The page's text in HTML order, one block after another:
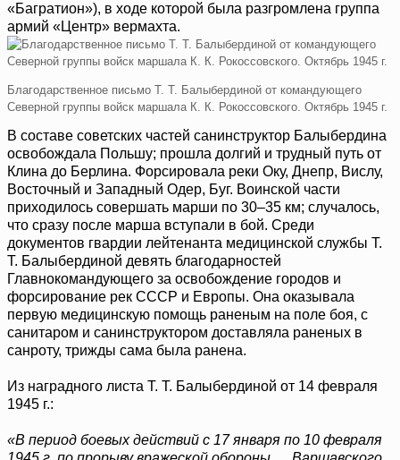
«Багратион»), в ходе которой была разгромлена группа
армий «Центр» вермахта.
Благодарственное письмо Т. Т. Балыбердиной от командующего
Северной группы войск маршала К. К. Рокоссовского. Октябрь 1945 г.
В составе советских частей санинструктор Балыбердина
освобождала Польшу; прошла долгий и трудный путь от
Клина до Берлина. Форсировала реки Оку, Днепр, Вислу,
Восточный и Западный Одер, Буг. Воинской части
приходилось совершать марши по 30–35 км; случалось,
что сразу после марша вступали в бой. Среди
документов гвардии лейтенанта медицинской службы Т.
Т. Балыбердиной девять благодарностей
Главнокомандующего за освобождение городов и
форсирование рек СССР и Европы. Она оказывала
первую медицинскую помощь раненым на поле боя, с
санитаром и санинструктором доставляла раненых в
санроту, трижды сама была ранена.
Из наградного листа Т. Т. Балыбердиной от 14 февраля
1945 г.:
«В период боевых действий с 17 января по 10 февраля